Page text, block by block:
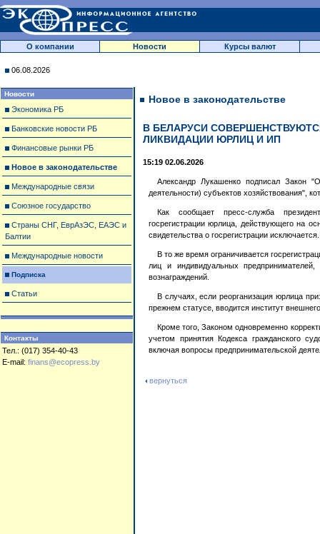
О компании Новости Курсы валют
06.08.2026
Новости
Экономика РБ
Банковские новости РБ
Финансовые рынки РБ
Новое в законодательстве
Международные связи
Союзное государство
Страны СНГ, ЕврАзЭС, ЕАЭС и
Балтии
Международные новости
Подписка
Статьи
Контакты
Тел.: (017) 354-40-43
E-mail: finans@ecopress.by
Новое в законодательстве
В БЕЛАРУСИ
ЛИКВИДАЦИИ ЮРЛИЦ И ИП
15:19 02.06.2026
Александр Лукашенко подписал Закон
деятельности) субъектов хозяйствования",
Как сообщает пресс-служба
госрегистрации юрлица, действующего на
свидетельства о госрегистрации исключается.
В то же время ограничивается
лиц и индивидуальных
вознаграждений.
В случаях, если реорганизация юрлица
прежнем статусе, вводится институт
Кроме того, Законом одновременно
учетом принятия Кодекса гражданского
включая вопросы предпринимательской
вернуться